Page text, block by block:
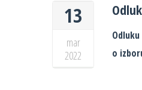
13
mar
2022
o